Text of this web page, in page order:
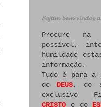
𝓢𝓮𝓳𝓪𝓶 𝓫𝓮𝓶 𝓿𝓲𝓷𝓭𝓸𝓼
Procure na
possível,
humildade
informação.
Tudo é para a
de DEUS, do
exclusivo
CRISTO e do